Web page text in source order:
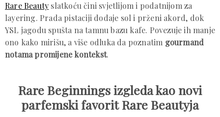
Rare Beauty slatkoću čini svjetlijom i podatnijom za
layering. Prada pistaciji dodaje sol i prženi akord, dok
YSL jagodu spušta na tamnu bazu kafe. Povezuje ih manje
ono kako mirišu, a više odluka da poznatim gourmand
notama promijene kontekst.
Rare Beginnings izgleda kao novi
parfemski favorit Rare Beautyja